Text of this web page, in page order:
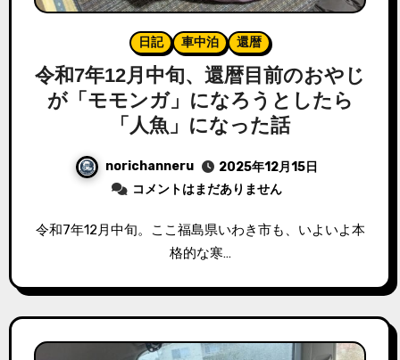
日記 車中泊 還暦
令和7年12月中旬、還暦目前のおやじ
が「モモンガ」になろうとしたら
「人魚」になった話
norichanneru
2025年12月15日
コメントはまだありません
令和7年12月中旬。ここ福島県いわき市も、いよいよ本
格的な寒…